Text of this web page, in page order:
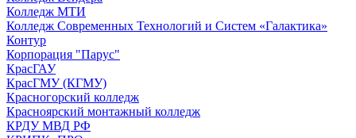
Колледж МТИ
Колледж Современных Технологий и Систем «Галактика»
Контур
Корпорация "Парус"
КрасГАУ
КрасГМУ (КГМУ)
Красногорский колледж
Красноярский монтажный колледж
КРДУ МВД РФ